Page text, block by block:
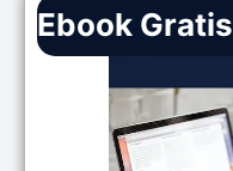
Ebook Gratis